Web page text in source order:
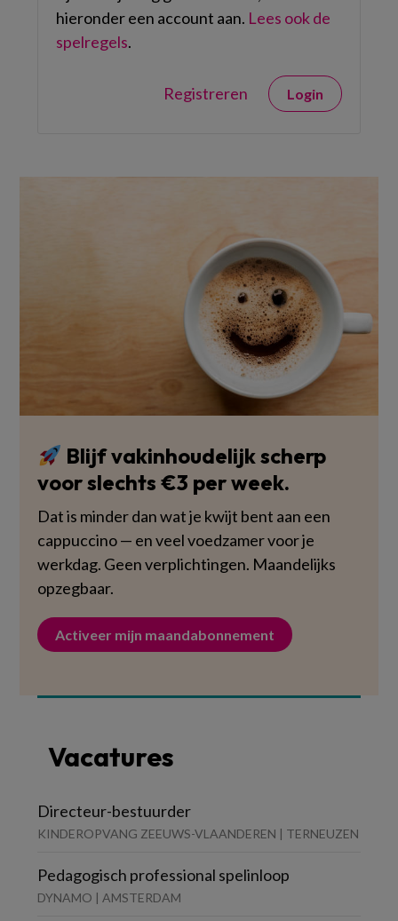
hieronder een account aan. Lees ook de
spelregels.
Registreren Login
Blijf vakinhoudelijk scherp
voor slechts €3 per week.
Dat is minder dan wat je kwijt bent aan een
cappuccino — en veel voedzamer voor je
werkdag. Geen verplichtingen. Maandelijks
opzegbaar.
Activeer mijn maandabonnement
Vacatures
Directeur-bestuurder
KINDEROPVANG ZEEUWS-VLAANDEREN | TERNEUZEN
Pedagogisch professional spelinloop
DYNAMO | AMSTERDAM